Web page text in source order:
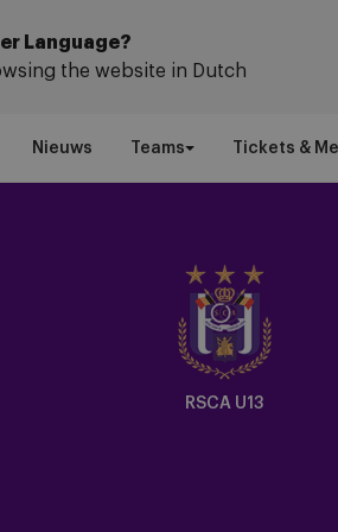
Language?
the website in Dutch
Nieuws Teams Tickets &
Crest
Dark
RSCA U13